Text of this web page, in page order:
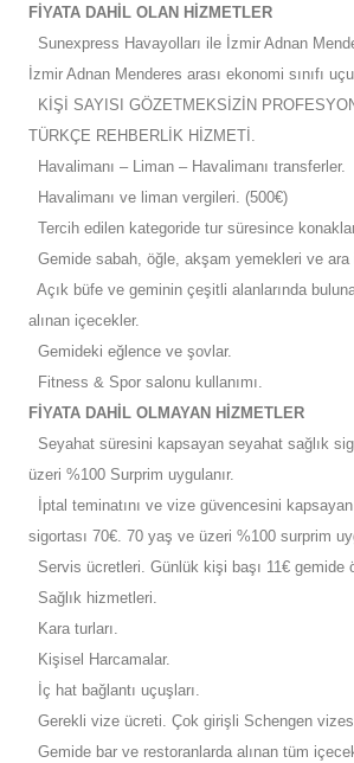
FİYATA DAHİL OLAN HİZMETLER
Sunexpress Havayolları ile İzmir Adnan
İzmir Adnan Menderes arası ekonomi sınıfı
KİŞİ SAYISI GÖZETMEKSİZİN
TÜRKÇE REHBERLİK HİZMETİ.
Havalimanı – Liman – Havalimanı transferler.
Havalimanı ve liman vergileri. (500€)
Tercih edilen kategoride tur süresince
Gemide sabah, öğle, akşam yemekleri ve ara
Açık büfe ve geminin çeşitli alanlarında
alınan içecekler.
Gemideki eğlence ve şovlar.
Fitness & Spor salonu kullanımı.
FİYATA DAHİL OLMAYAN HİZMETLER
Seyahat süresini kapsayan seyahat sağlık
üzeri %100 Surprim uygulanır.
İptal teminatını ve vize güvencesini
sigortası 70€. 70 yaş ve üzeri %100 surprim
Servis ücretleri. Günlük kişi başı 11€ gemide
Sağlık hizmetleri.
Kara turları.
Kişisel Harcamalar.
İç hat bağlantı uçuşları.
Gerekli vize ücreti. Çok girişli Schengen
Gemide bar ve restoranlarda alınan tüm